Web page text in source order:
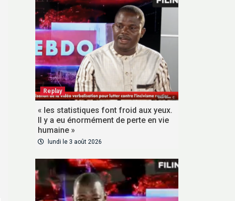
Replay
« les statistiques font froid aux yeux.
Il y a eu énormément de perte en vie
humaine »
lundi le 3 août 2026